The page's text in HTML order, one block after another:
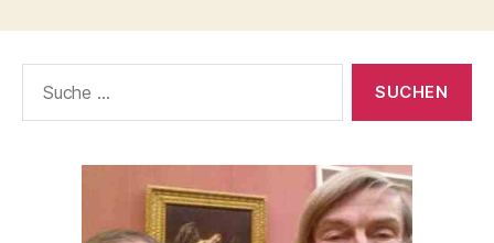
nach: